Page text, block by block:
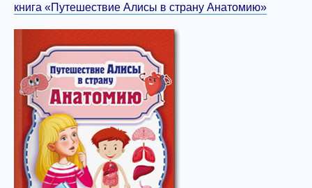
книга «Путешествие Алисы в страну Анатомию»